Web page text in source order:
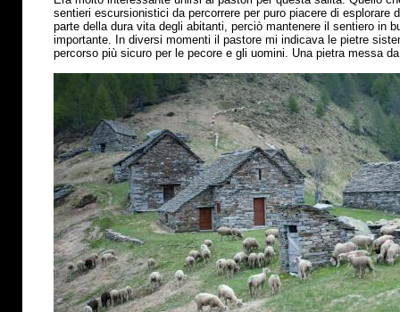
sentieri escursionistici da percorrere per puro piacere di esplorare
parte della dura vita degli abitanti, perciò mantenere il sentiero in
importante. In diversi momenti il pastore mi indicava le pietre
percorso più sicuro per le pecore e gli uomini. Una pietra messa